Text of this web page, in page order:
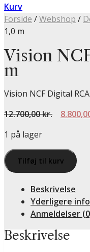
Kurv
Forside /Webshop /
1,0 m
Vision
m
Vision NCF Digital
12.700,00kr.
Den
var:
1 på lager
Vision
NCF
antal
Tilføj til kurv
Beskrivelse
Yderligere
Anmeldelser
Beskrivelse